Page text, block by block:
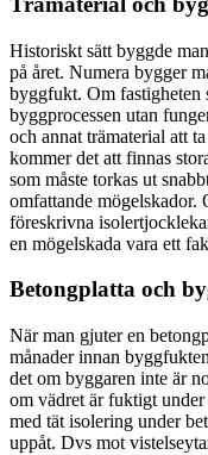
Historiskt sätt byggde
på året. Numera bygger
byggfukt. Om fastigheten
byggprocessen utan
och annat trämaterial att
kommer det att finnas
som måste torkas ut
omfattande mögelskador.
föreskrivna
en mögelskada vara ett
Betongplatta och
När man gjuter en
månader innan
det om byggaren inte är
om vädret är fuktigt
med tät isolering under
uppåt. Dvs mot